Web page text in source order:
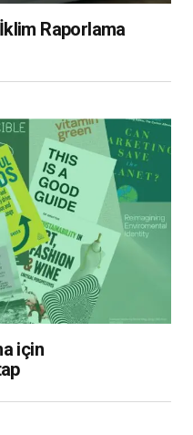
Raporlama
için